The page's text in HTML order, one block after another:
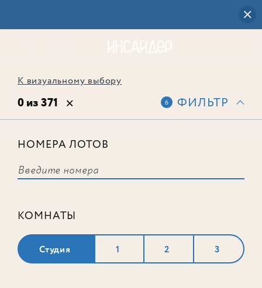
К визуальному выбору
0 из 371 6 ФИЛЬТР
НОМЕРА ЛОТОВ
КОМНАТЫ
Студия 1 2 3
соответствует ни одного лота